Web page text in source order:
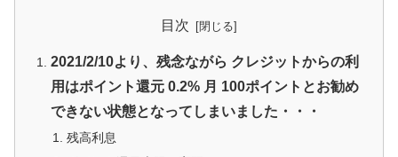
目次
2021/2/10より、残念ながら クレジットからの利
用はポイント還元 0.2% 月 100ポイントとお勧め
できない状態となってしまいました・・・
残高利息